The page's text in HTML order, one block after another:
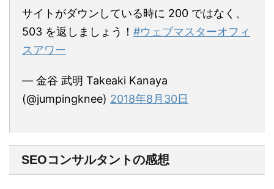
サイトがダウンしている時に 200 ではなく、
503 を返しましょう！ #ウェブマスターオフィ
スアワー
— 金谷 武明 Takeaki Kanaya
(@jumpingknee) 2018年8月30日
SEOコンサルタントの感想